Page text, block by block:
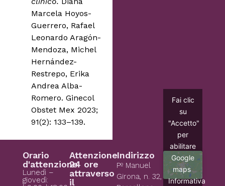
Marcela Hoyos-
Guerrero, Rafael
Leonardo Aragón-
Mendoza, Michel
Hernández-
Restrepo, Erika
Andrea Alba-
Romero. Ginecol
Obstet Mex 2023;
91(2): 133–139.
Orario
d'attenzione
Lunedì –
giovedì:
Attenzione
24 ore
attraverso
il
Indirizzo
Pº Manuel
Girona, n. 32,
Fai clic
su
"Accetto"
per
abilitare
Google
maps
Informativa